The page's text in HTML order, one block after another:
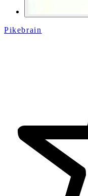
Pikebrain